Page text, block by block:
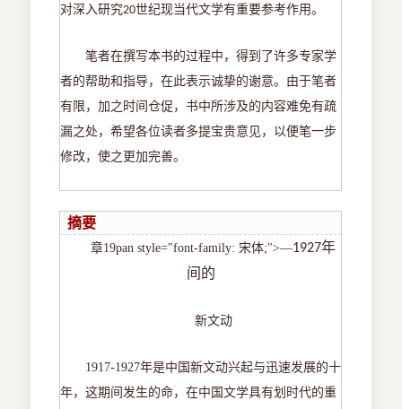
对深入研究20世纪现当代文学有重要参考作用。
笔者在撰写本书的过程中，得到了许多专家学
者的帮助和指导，在此表示诚挚的谢意。由于笔者
有限，加之时间仓促，书中所涉及的内容难免有疏
漏之处，希望各位读者多提宝贵意见，以便笔一步
修改，使之更加完善。
摘要
章19pan style="font-family: 宋体;">—1927年
间的
新文动
1917-1927年是中国新文动兴起与迅速发展的十
年，这期间发生的命，在中国文学具有划时代的重